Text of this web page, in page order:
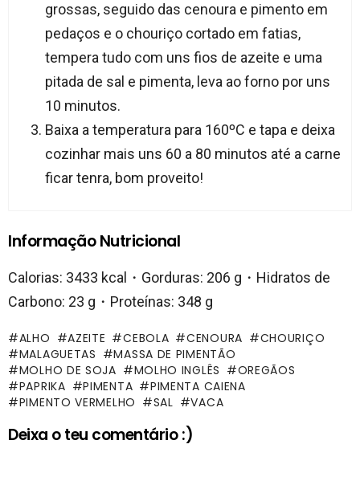
grossas, seguido das cenoura e pimento em
pedaços e o chouriço cortado em fatias,
tempera tudo com uns fios de azeite e uma
pitada de sal e pimenta, leva ao forno por uns
10 minutos.
Baixa a temperatura para 160ºC e tapa e deixa
cozinhar mais uns 60 a 80 minutos até a carne
ficar tenra, bom proveito!
Informação Nutricional
Calorias: 3433 kcal・Gorduras: 206 g・Hidratos de
Carbono: 23 g・Proteínas: 348 g
ALHO AZEITE CEBOLA CENOURA
CHOURIÇO
MALAGUETAS
MASSA DE PIMENTÃO
MOLHO DE SOJA
MOLHO INGLÊS
OREGÃOS
PAPRIKA
PIMENTA
PIMENTA CAIENA
PIMENTO VERMELHO
SAL VACA
Deixa o teu comentário :)